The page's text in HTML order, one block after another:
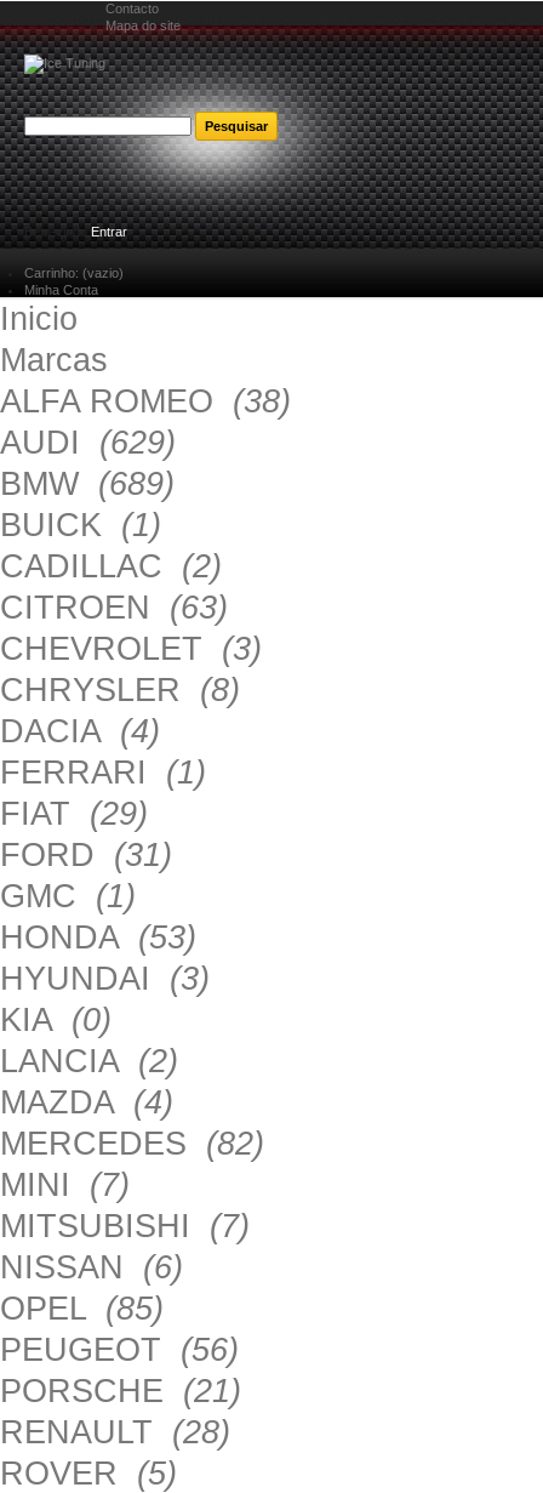
Contacto
Mapa do site
Bem-vindoEntrar
Carrinho: (vazio)
Minha Conta
Inicio
Marcas
ALFA ROMEO (38)
AUDI (629)
BMW (689)
BUICK (1)
CADILLAC (2)
CITROEN (63)
CHEVROLET (3)
CHRYSLER (8)
DACIA (4)
FERRARI (1)
FIAT (29)
FORD (31)
GMC (1)
HONDA (53)
HYUNDAI (3)
KIA (0)
LANCIA (2)
MAZDA (4)
MERCEDES (82)
MINI (7)
MITSUBISHI (7)
NISSAN (6)
OPEL (85)
PEUGEOT (56)
PORSCHE (21)
RENAULT (28)
ROVER (5)